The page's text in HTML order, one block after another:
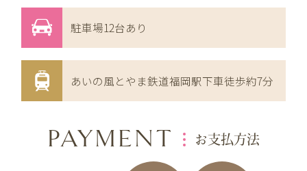
駐車場12台あり
あいの風とやま鉄道福岡駅下車徒歩約7分
PAYMENT お支払方法